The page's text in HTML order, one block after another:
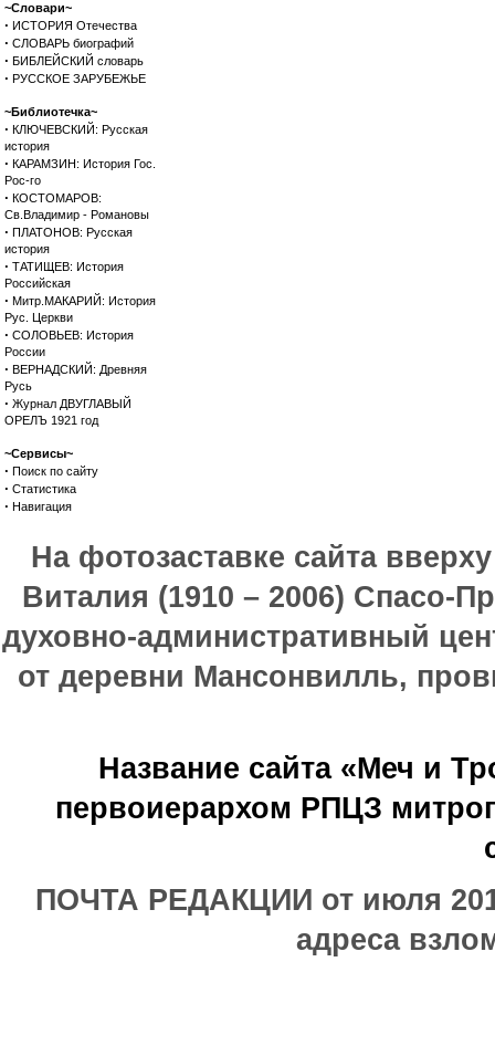
~Словари~
· ИСТОРИЯ Отечества
· СЛОВАРЬ биографий
· БИБЛЕЙСКИЙ словарь
· РУССКОЕ ЗАРУБЕЖЬЕ
~Библиотечка~
· КЛЮЧЕВСКИЙ: Русская
история
· КАРАМЗИН: История Гос.
Рос-го
· КОСТОМАРОВ:
Св.Владимир - Романовы
· ПЛАТОНОВ: Русская
история
· ТАТИЩЕВ: История
Российская
· Митр.МАКАРИЙ: История
Рус. Церкви
· СОЛОВЬЕВ: История
России
· ВЕРНАДСКИЙ: Древняя
Русь
· Журнал ДВУГЛАВЫЙ
ОРЕЛЪ 1921 год
~Сервисы~
· Поиск по сайту
· Статистика
· Навигация
На фотозаставке сайта
Виталия (1910 – 2006) Спасо-
духовно-административный
от деревни Мансонвилль,
Название сайта «Меч и
первоиерархом РПЦЗ
ПОЧТА РЕДАКЦИИ от июля
адреса